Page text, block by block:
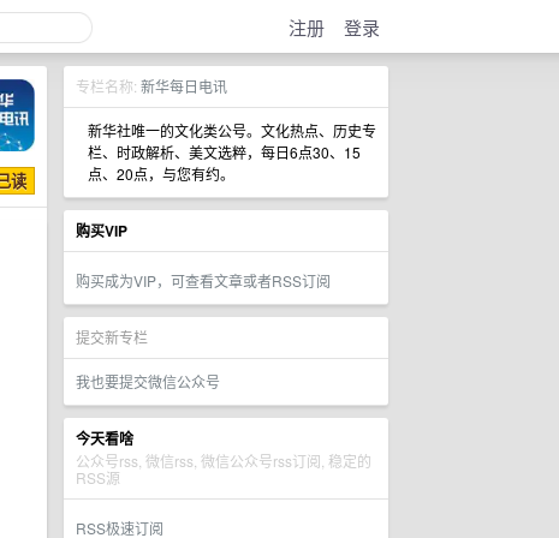
注册 登录
专栏名称: 新华每日电讯
新华社唯一的文化类公号。文化热点、历史专
栏、时政解析、美文选粹，每日6点30、15
点、20点，与您有约。
购买VIP
购买成为VIP，可查看文章或者RSS订阅
提交新专栏
我也要提交微信公众号
今天看啥
公众号rss, 微信rss, 微信公众号rss订阅, 稳定的
RSS源
RSS极速订阅